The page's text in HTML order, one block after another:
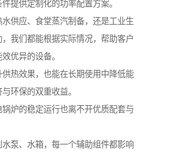
提供定制化的功率配置方案。
供应、食堂蒸汽制备，还是工业生
我们都能根据实际情况，帮助客户
优异的设备。
热效果，也能在长期使用中降低能
环保的双重收益。
锅炉的稳定运行也离不开优质配套与
泵、水箱，每一个辅助组件都影响